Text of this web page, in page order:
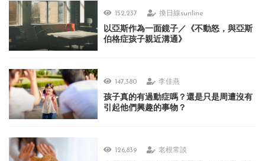
152,237 換日線sunline
以亞斯作為一面鏡子／《不動怒，與亞斯
伯格症孩子親近溝通》
147,380 李佳燕
孩子真的有過動症嗎？還是只是周遭沒有
引起他們興趣的事物？
126,839 老根常談